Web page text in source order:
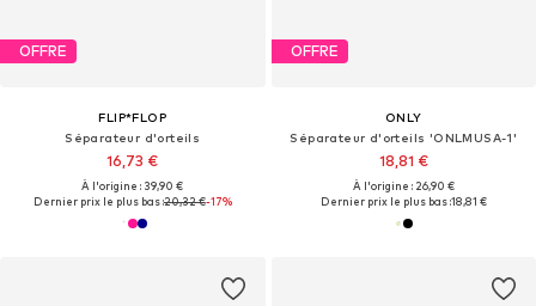
OFFRE
FLIP*FLOP
Séparateur d'orteils
16,73 €
À l'origine : 39,90 €
Dernier prix le plus bas :20,32 €-17%
OFFRE
ONLY
Séparateur d'orteils 'ONLMUSA-1'
18,81 €
À l'origine : 26,90 €
Dernier prix le plus bas :18,81 €